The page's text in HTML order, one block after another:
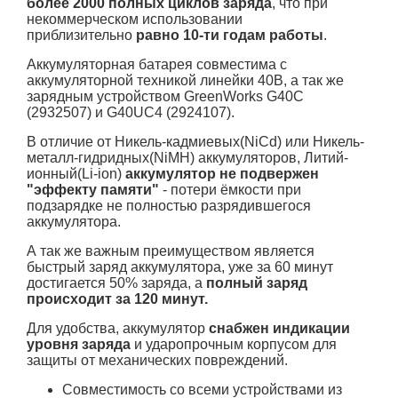
более 2000 полных циклов заряда, что при
некоммерческом использовании
приблизительно равно 10-ти годам работы.
Аккумуляторная батарея совместима с
аккумуляторной техникой линейки 40В, а так же
зарядным устройством GreenWorks G40C
(2932507) и G40UC4 (2924107).
В отличие от Никель-кадмиевых(NiCd) или Никель-
металл-гидридных(NiMH) аккумуляторов, Литий-
ионный(Li-ion) аккумулятор не подвержен
"эффекту памяти" - потери ёмкости при
подзарядке не полностью разрядившегося
аккумулятора.
А так же важным преимуществом является
быстрый заряд аккумулятора, уже за 60 минут
достигается 50% заряда, а полный заряд
происходит за 120 минут.
Для удобства, аккумулятор снабжен индикации
уровня заряда и ударопрочным корпусом для
защиты от механических повреждений.
Совместимость со всеми устройствами из